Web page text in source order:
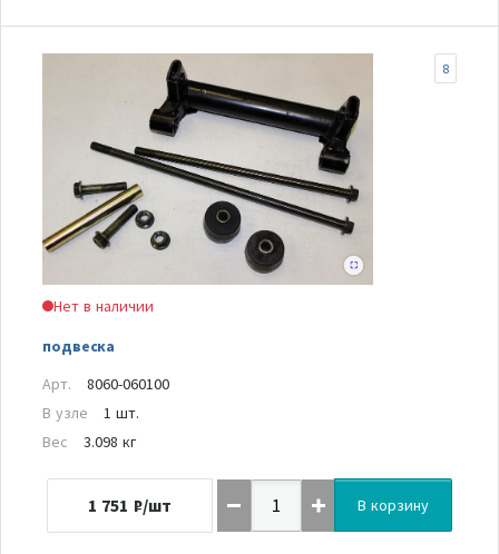
Нет в наличии
подвеска
8
Арт.
8060-060100
В узле
1 шт.
Вес
3.098 кг
1 751 ₽/шт В корзину